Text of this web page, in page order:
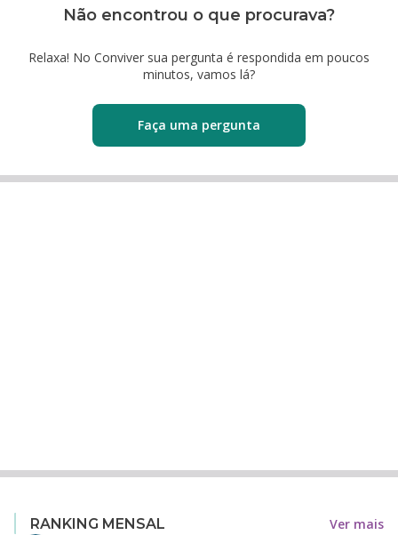
Não encontrou o que procurava?
Relaxa! No Conviver sua pergunta é respondida em poucos
minutos, vamos lá?
Faça uma pergunta
RANKING MENSAL Ver mais